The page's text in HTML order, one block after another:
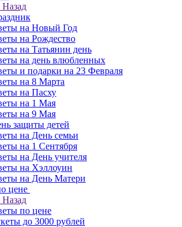
Назад
на Новый Год
на Рождество
на Татьянин день
на день влюбленных
и подарки на 23 Февраля
на 8 Марта
на Пасху
на 1 Мая
на 9 Мая
защиты детей
на День семьи
на 1 Сентября
на День учителя
на Хэллоуин
на День Матери
цене
Назад
по цене
до 3000 рублей